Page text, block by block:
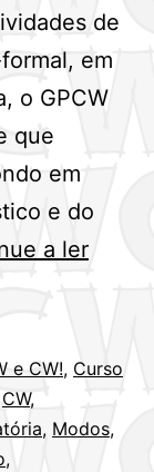
de
em
o GPCW
que
em
e do
a ler
e
–
e CW!, Curso
CW,
, Modos,
,